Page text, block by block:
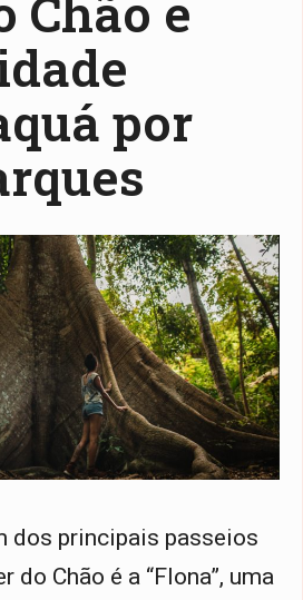
por
dos principais passeios
do Chão é a “Flona”, uma